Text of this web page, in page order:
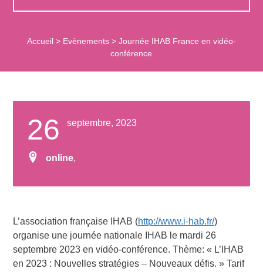
Accueil> Evènements> Journée IHAB France en vidéo-
conférence
26 septembre, 2023
online,
L’association française IHAB (http://www.i-hab.fr/)
organise une journée nationale IHAB le mardi 26
septembre 2023 en vidéo-conférence. Thème: « L’IHAB
en 2023 : Nouvelles stratégies – Nouveaux défis. » Tarif